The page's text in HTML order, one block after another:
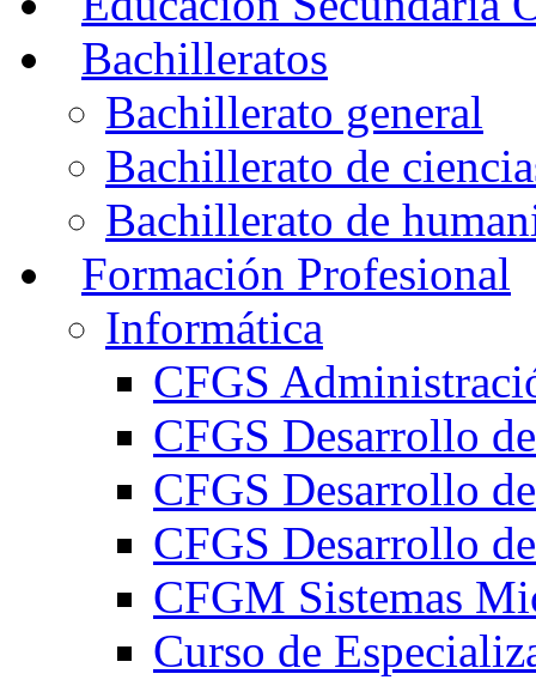
Bachilleratos
Bachillerato general
Bachillerato de
Bachillerato de
Formación Profesional
Informática
CFGS
CFGS Desarrollo
CFGS Desarrollo
CFGS Desarrollo
CFGM Sistemas
Curso de